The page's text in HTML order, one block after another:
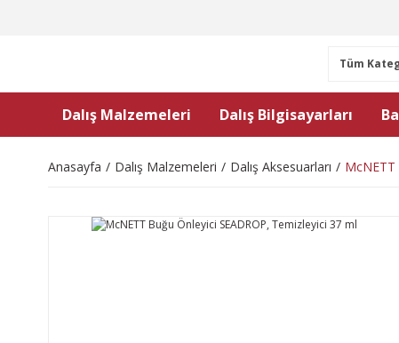
Dalış Malzemeleri Dalış Bilgisayarları
Anasayfa Dalış Malzemeleri Dalış Aksesuarları McNETT